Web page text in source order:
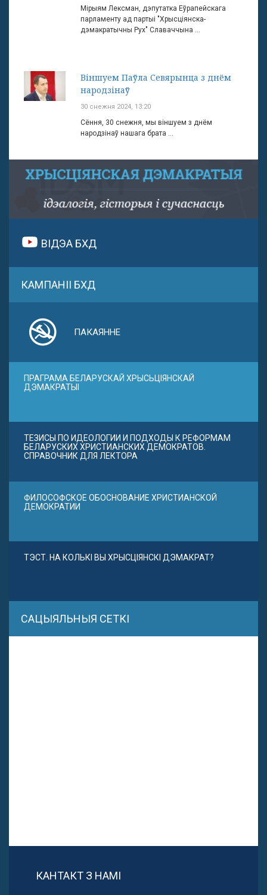
Мірыям Лексман, дэпутатка Еўрапейскага
парламенту ад партыі "Хрысціянска-
дэмакратычны Рух" Славаччына ...
Віншуем Паўла Севярынца з днём
народзінаў
30 снежня 2024, 13:20
Сёння, 30 снежня, мы віншуем з днём
народзінаў нашага брата ...
ВІДЭА БХД
КАМПАНІІ БХД
ПАКАЯННЕ
ПРАГРАМА БЕЛАРУСКАЙ ХРЫСЬЦІЯНСКАЙ
ДЭМАКРАТЫІ
ТЕЗИСЫ ПО ИДЕОЛОГИИ И ПОДХОДЫ К РЕФОРМАМ
БЕЛАРУСКИХ ХРИСТИАНСКИХ ДЕМОКРАТОВ.
СПРАВОЧНИК ДЛЯ ЛЕКТОРА
ФИЛОСОФСКОЕ ОБОСНОВАНИЕ ХРИСТИАНСКОЙ
ДЕМОКРАТИИ
ТЭСТ. НА КОЛЬКІ ВЫ ХРЫСЦІЯНСКІ ДЭМАКРАТ?
САЦЫЯЛЬНЫЯ СЕТКІ
КАНТАКТ З НАМІ